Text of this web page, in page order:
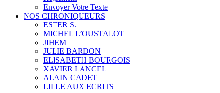
Envoyer Votre Texte
NOS CHRONIQUEURS
ESTER S.
MICHEL L’OUSTALOT
JIHEM
JULIE BARDON
ELISABETH BOURGOIS
XAVIER LANCEL
ALAIN CADET
LILLE AUX ECRITS